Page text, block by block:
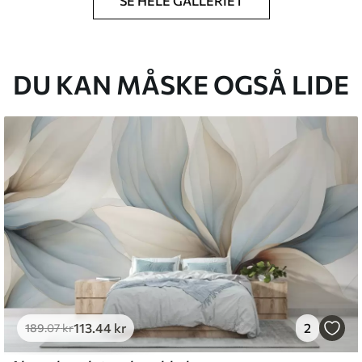
du har angivet, og skæres i identiske
.33269 .00kr /m²
and Stick
.67400.00kr/m²
DU KAN MÅSKE OGSÅ LIDE
189.07kr113 .44 kr 2